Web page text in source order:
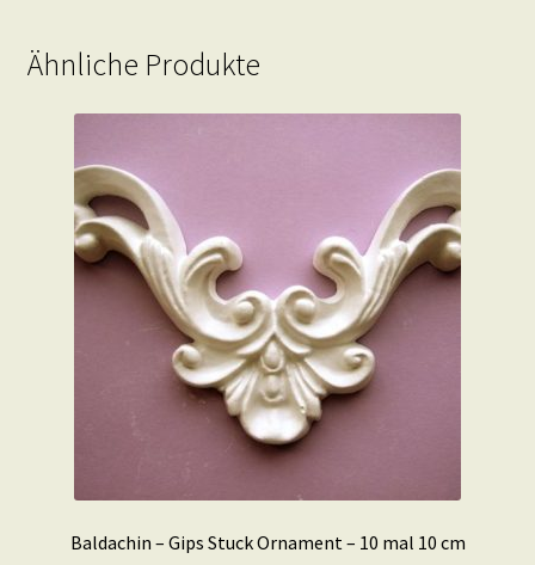
Ähnliche Produkte
Baldachin – Gips Stuck Ornament – 10 mal 10 cm